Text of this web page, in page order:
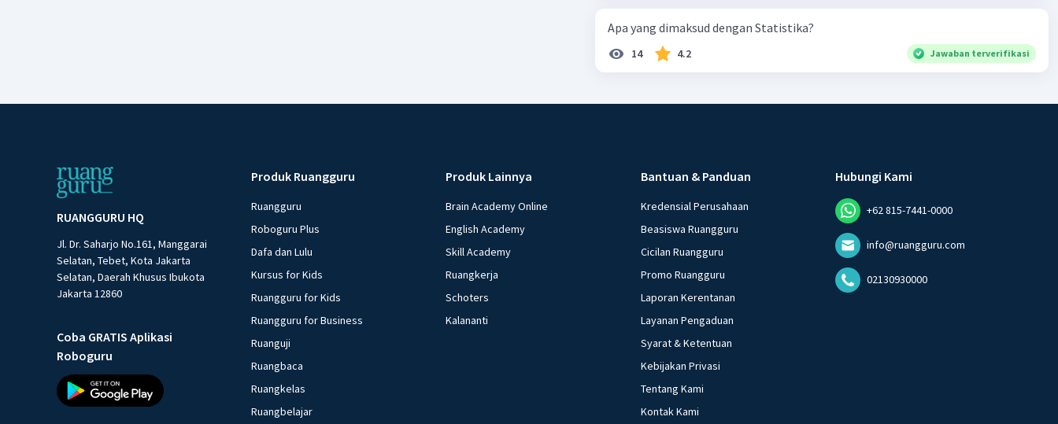
Apa yang dimaksud dengan Statistika?
14 4.2 Jawaban terverifikasi
RUANGGURU HQ
Jl. Dr. Saharjo No.161, Manggarai
Selatan, Tebet, Kota Jakarta
Selatan, Daerah Khusus Ibukota
Jakarta 12860
Coba GRATIS Aplikasi
Roboguru
Produk Ruangguru
Ruangguru
Roboguru Plus
Dafa dan Lulu
Kursus for Kids
Ruangguru for Kids
Ruangguru for Business
Ruanguji
Ruangbaca
Ruangkelas
Ruangbelajar
Produk Lainnya
Brain Academy Online
English Academy
Skill Academy
Ruangkerja
Schoters
Kalananti
Bantuan & Panduan
Kredensial Perusahaan
Beasiswa Ruangguru
Cicilan Ruangguru
Promo Ruangguru
Laporan Kerentanan
Layanan Pengaduan
Syarat & Ketentuan
Kebijakan Privasi
Tentang Kami
Kontak Kami
Hubungi Kami
+62 815-7441-0000
info@ruangguru.com
02130930000